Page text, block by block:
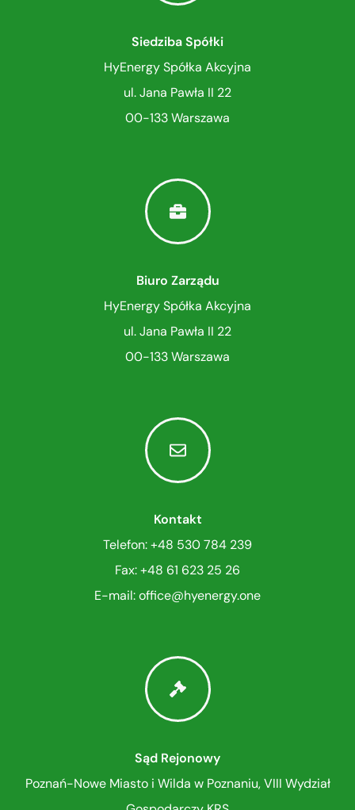
Siedziba Spółki
HyEnergy Spółka Akcyjna
ul. Jana Pawła II 22
00-133 Warszawa
Biuro Zarządu
HyEnergy Spółka Akcyjna
ul. Jana Pawła II 22
00-133 Warszawa
Kontakt
Telefon: +48 530 784 239
Fax: +48 61 623 25 26
E-mail: office@hyenergy.one
Sąd Rejonowy
Poznań-Nowe Miasto i Wilda w Poznaniu, VIII Wydział